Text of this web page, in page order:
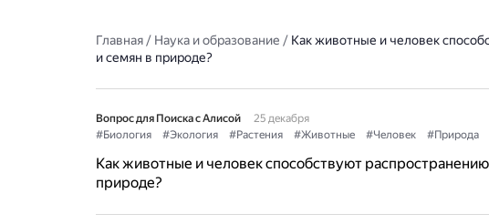
Главная/ Наука и образование / Как животные и человек
и семян в природе?
Вопрос для Поиска с Алисой
25 декабря
#Биология
#Экология #Растения #Животные #Человек #Природа
Как животные и человек способствуют
природе?